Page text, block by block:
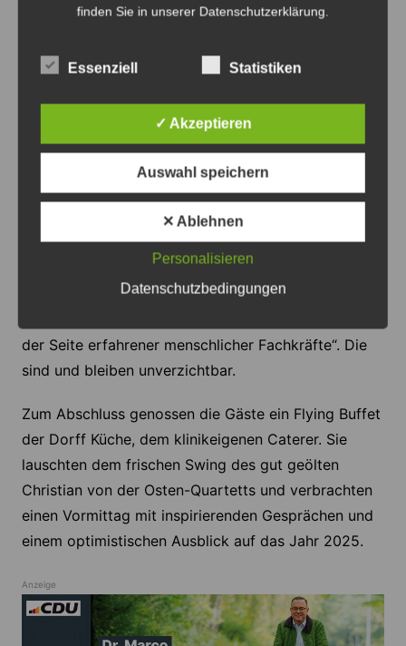
Innovationskraft weiter beweisen. Robotik 1.0 ist
Kollegen, Elli und Kalle, hatte er auch mitgebracht.
Klinikum sauber mache. „Den hat sich auch schon
die Flughafengesellschaft hier angesehen“, fügte er
stolz hinzu. „Demnächst werden wir aller
Voraussicht nach Robotik 2.0 in Wahrendorff
erleben“, so Stürmann voller Begeisterung und
Zuversicht weiter. „Der nächste digitale Kollege aus
Metall und Plastik wird sich dann sicher selbst
vorstellen.“ Dabei betont er, dass es „immer ein
der Seite erfahrener menschlicher Fachkräfte“. Die
sind und bleiben unverzichtbar.
Zum Abschluss genossen die Gäste ein Flying Buffet
der Dorff Küche, dem klinikeigenen Caterer. Sie
lauschten dem frischen Swing des gut geölten
Christian von der Osten-Quartetts und verbrachten
einen Vormittag mit inspirierenden Gesprächen und
einem optimistischen Ausblick auf das Jahr 2025.
Anzeige
finden Sie in unserer Datenschutzerklärung.
Essenziell Statistiken
✓ Akzeptieren
Auswahl speichern
✕ Ablehnen
Personalisieren
Datenschutzbedingungen